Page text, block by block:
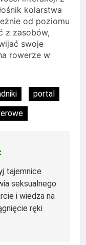
kolarstwa
od poziomu
z zasobów,
swoje
rowerze w
portal
tajemnice
seksualnego:
i wiedza na
ręki